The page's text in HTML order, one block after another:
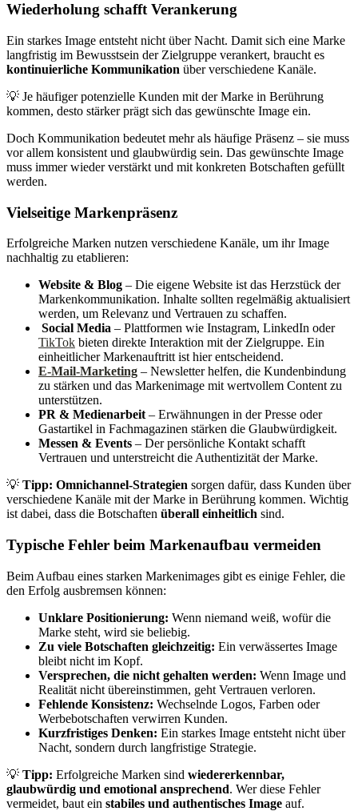
Wiederholung schafft Verankerung
Ein starkes Image entsteht nicht über Nacht. Damit sich eine Marke
langfristig im Bewusstsein der Zielgruppe verankert, braucht es
kontinuierliche Kommunikation über verschiedene Kanäle.
💡 Je häufiger potenzielle Kunden mit der Marke in Berührung
kommen, desto stärker prägt sich das gewünschte Image ein.
Doch Kommunikation bedeutet mehr als häufige Präsenz – sie muss
vor allem konsistent und glaubwürdig sein. Das gewünschte Image
muss immer wieder verstärkt und mit konkreten Botschaften gefüllt
werden.
Vielseitige Markenpräsenz
Erfolgreiche Marken nutzen verschiedene Kanäle, um ihr Image
nachhaltig zu etablieren:
Website & Blog – Die eigene Website ist das Herzstück der
Markenkommunikation. Inhalte sollten regelmäßig aktualisiert
werden, um Relevanz und Vertrauen zu schaffen.
Social Media – Plattformen wie Instagram, LinkedIn oder
TikTok bieten direkte Interaktion mit der Zielgruppe. Ein
einheitlicher Markenauftritt ist hier entscheidend.
E-Mail-Marketing – Newsletter helfen, die Kundenbindung
zu stärken und das Markenimage mit wertvollem Content zu
unterstützen.
PR & Medienarbeit – Erwähnungen in der Presse oder
Gastartikel in Fachmagazinen stärken die Glaubwürdigkeit.
Messen & Events – Der persönliche Kontakt schafft
Vertrauen und unterstreicht die Authentizität der Marke.
💡 Tipp: Omnichannel-Strategien sorgen dafür, dass Kunden über
verschiedene Kanäle mit der Marke in Berührung kommen. Wichtig
ist dabei, dass die Botschaften überall einheitlich sind.
Typische Fehler beim Markenaufbau vermeiden
Beim Aufbau eines starken Markenimages gibt es einige Fehler, die
den Erfolg ausbremsen können:
Unklare Positionierung: Wenn niemand weiß, wofür die
Marke steht, wird sie beliebig.
Zu viele Botschaften gleichzeitig: Ein verwässertes Image
bleibt nicht im Kopf.
Versprechen, die nicht gehalten werden: Wenn Image und
Realität nicht übereinstimmen, geht Vertrauen verloren.
Fehlende Konsistenz: Wechselnde Logos, Farben oder
Werbebotschaften verwirren Kunden.
Kurzfristiges Denken: Ein starkes Image entsteht nicht über
Nacht, sondern durch langfristige Strategie.
💡 Tipp: Erfolgreiche Marken sind wiedererkennbar,
glaubwürdig und emotional ansprechend. Wer diese Fehler
vermeidet, baut ein stabiles und authentisches Image auf.